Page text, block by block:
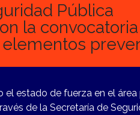
Pública
la convocatoria
estado de fuerza en el área
de la Secretaría de